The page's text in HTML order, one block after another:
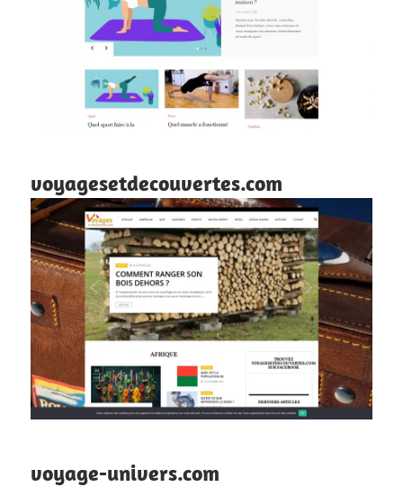
voyagesetdecouvertes.com
voyage-univers.com